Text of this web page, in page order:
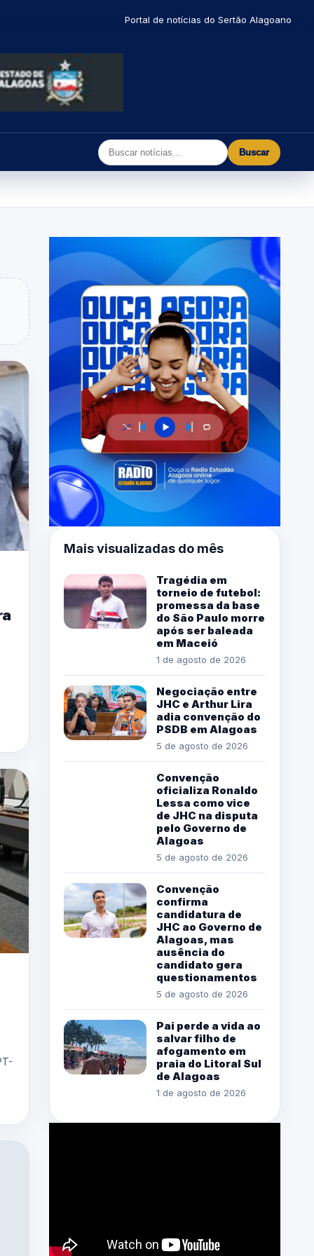
Portal de notícias do Sertão Alagoano
Buscar
Mais visualizadas do mês
Tragédia em
torneio de futebol:
promessa da base
do São Paulo morre
após ser baleada
em Maceió
1 de agosto de 2026
Negociação entre
JHC e Arthur Lira
adia convenção do
PSDB em Alagoas
5 de agosto de 2026
Convenção
oficializa Ronaldo
Lessa como vice
de JHC na disputa
pelo Governo de
Alagoas
5 de agosto de 2026
Convenção
confirma
candidatura de
JHC ao Governo de
Alagoas, mas
ausência do
candidato gera
questionamentos
5 de agosto de 2026
Pai perde a vida ao
salvar filho de
afogamento em
praia do Litoral Sul
de Alagoas
1 de agosto de 2026